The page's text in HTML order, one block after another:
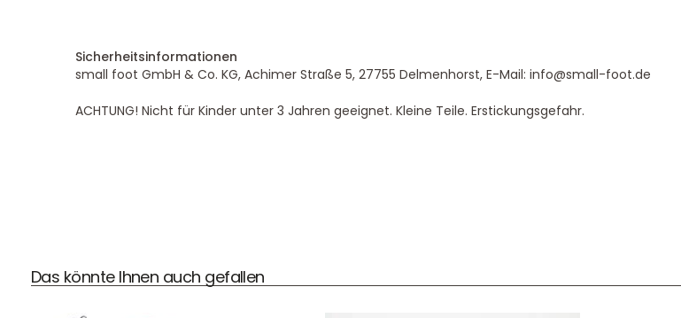
Sicherheitsinformationen
small foot GmbH & Co. KG, Achimer Straße 5, 27755 Delmenhorst, E-Mail: info@small-foot.de
ACHTUNG! Nicht für Kinder unter 3 Jahren geeignet. Kleine Teile. Erstickungsgefahr.
Das könnte Ihnen auch gefallen
DHL Versand Service & Beratung